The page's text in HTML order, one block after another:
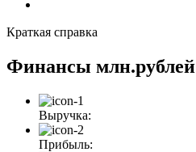
Краткая справка
Финансы млн.рублей
Выручка:
Прибыль: